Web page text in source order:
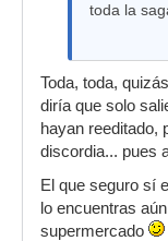
toda la
Toda, toda,
diría que solo
hayan reeditado,
discordia... pues
El que seguro sí
lo encuentras
supermercado